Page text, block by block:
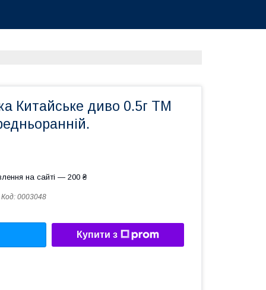
Китайське диво 0.5г TM
на сайті — 200 ₴
Код: 0003048
Купити з